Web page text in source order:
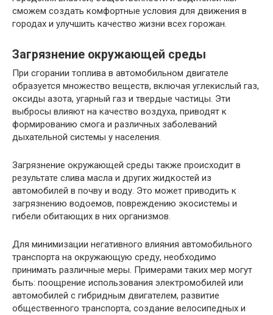
сможем создать комфортные условия для движения в
городах и улучшить качество жизни всех горожан.
Загрязнение окружающей среды
При сгорании топлива в автомобильном двигателе
образуется множество веществ, включая углекислый газ,
оксиды азота, угарный газ и твердые частицы. Эти
выбросы влияют на качество воздуха, приводят к
формированию смога и различных заболеваний
дыхательной системы у населения.
Загрязнение окружающей среды также происходит в
результате слива масла и других жидкостей из
автомобилей в почву и воду. Это может приводить к
загрязнению водоемов, повреждению экосистемы и
гибели обитающих в них организмов.
Для минимизации негативного влияния автомобильного
транспорта на окружающую среду, необходимо
принимать различные меры. Примерами таких мер могут
быть: поощрение использования электромобилей или
автомобилей с гибридным двигателем, развитие
общественного транспорта, создание велосипедных и